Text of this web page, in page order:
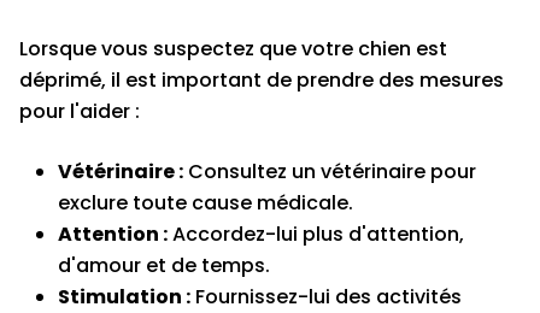
Lorsque vous suspectez que votre chien est
déprimé, il est important de prendre des mesures
pour l'aider :
Vétérinaire : Consultez un vétérinaire pour
exclure toute cause médicale.
Attention :Accordez-lui plus d'attention,
d'amour et de temps.
Stimulation : Fournissez-lui des activités